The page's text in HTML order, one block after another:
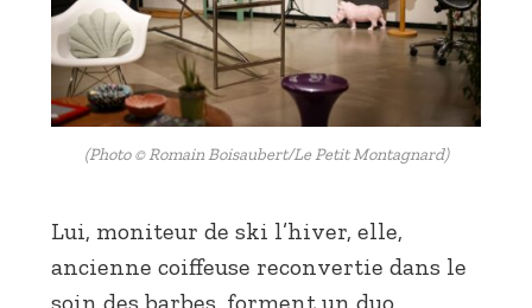
(Photo © Romain Boisaubert/Le Petit Montagnard)
Lui, moniteur de ski l’hiver, elle,
ancienne coiffeuse reconvertie dans le
soin des barbes, forment un duo